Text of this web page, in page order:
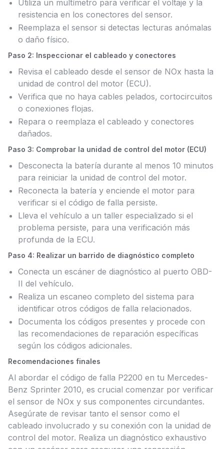
Utiliza un multímetro para verificar el voltaje y la
resistencia en los conectores del sensor.
Reemplaza el sensor si detectas lecturas anómalas
o daño físico.
Paso 2: Inspeccionar el cableado y conectores
Revisa el cableado desde el sensor de NOx hasta la
unidad de control del motor (ECU).
Verifica que no haya cables pelados, cortocircuitos
o conexiones flojas.
Repara o reemplaza el cableado y conectores
dañados.
Paso 3: Comprobar la unidad de control del motor (ECU)
Desconecta la batería durante al menos 10 minutos
para reiniciar la unidad de control del motor.
Reconecta la batería y enciende el motor para
verificar si el código de falla persiste.
Lleva el vehículo a un taller especializado si el
problema persiste, para una verificación más
profunda de la ECU.
Paso 4: Realizar un barrido de diagnóstico completo
Conecta un escáner de diagnóstico al puerto OBD-
II del vehículo.
Realiza un escaneo completo del sistema para
identificar otros códigos de falla relacionados.
Documenta los códigos presentes y procede con
las recomendaciones de reparación específicas
según los códigos adicionales.
Recomendaciones finales
Al abordar el código de falla P2200 en tu Mercedes-
Benz Sprinter 2010, es crucial comenzar por verificar
el sensor de NOx y sus componentes circundantes.
Asegúrate de revisar tanto el sensor como el
cableado involucrado y su conexión con la unidad de
control del motor. Realiza un diagnóstico exhaustivo